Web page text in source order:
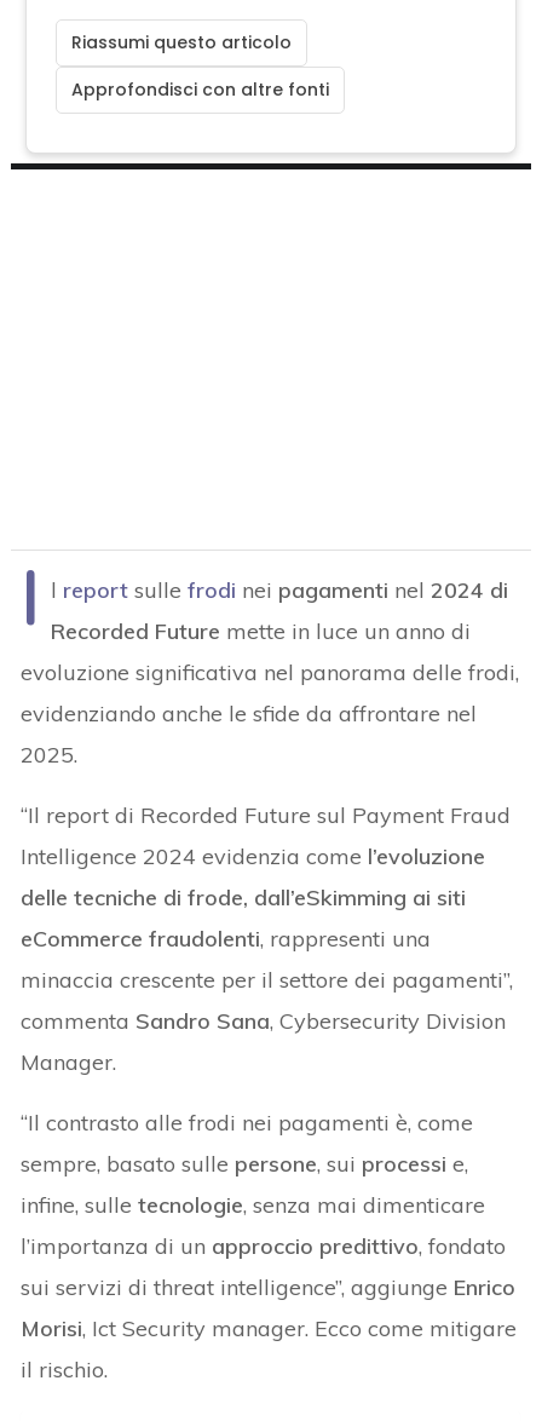
Riassumi questo articolo
Approfondisci con altre fonti
I l report sullefrodi nei pagamenti nel 2024 di
Recorded Future mette in luce un anno di
evoluzione significativa nel panorama delle frodi,
evidenziando anche le sfide da affrontare nel
2025.
“Il report di Recorded Future sul Payment Fraud
Intelligence 2024 evidenzia come l’evoluzione
delle tecniche di frode, dall’eSkimming ai siti
eCommerce fraudolenti, rappresenti una
minaccia crescente per il settore dei pagamenti”,
commenta Sandro Sana, Cybersecurity Division
Manager.
“Il contrasto alle frodi nei pagamenti è, come
sempre, basato sulle persone, sui processi e,
infine, sulletecnologie, senza mai dimenticare
l’importanza di un approccio predittivo, fondato
sui servizi di threat intelligence”, aggiunge Enrico
Morisi, Ict Security manager. Ecco come mitigare
il rischio.